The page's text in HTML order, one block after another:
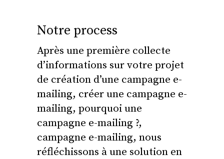
Notre process
Après une première collecte
d’informations sur votre projet
de création d’une campagne e-
mailing, créer une campagne e-
mailing, pourquoi une
campagne e-mailing ?,
campagne e-mailing, nous
réfléchissons à une solution en